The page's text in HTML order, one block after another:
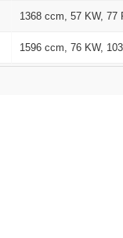
1368 ccm, 57 KW, 77
1596 ccm, 76 KW,